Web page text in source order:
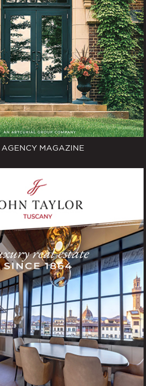
AGENCY MAGAZINE